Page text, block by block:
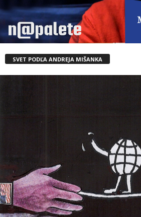
SVET PODĽA ANDREJA MIŠANKA